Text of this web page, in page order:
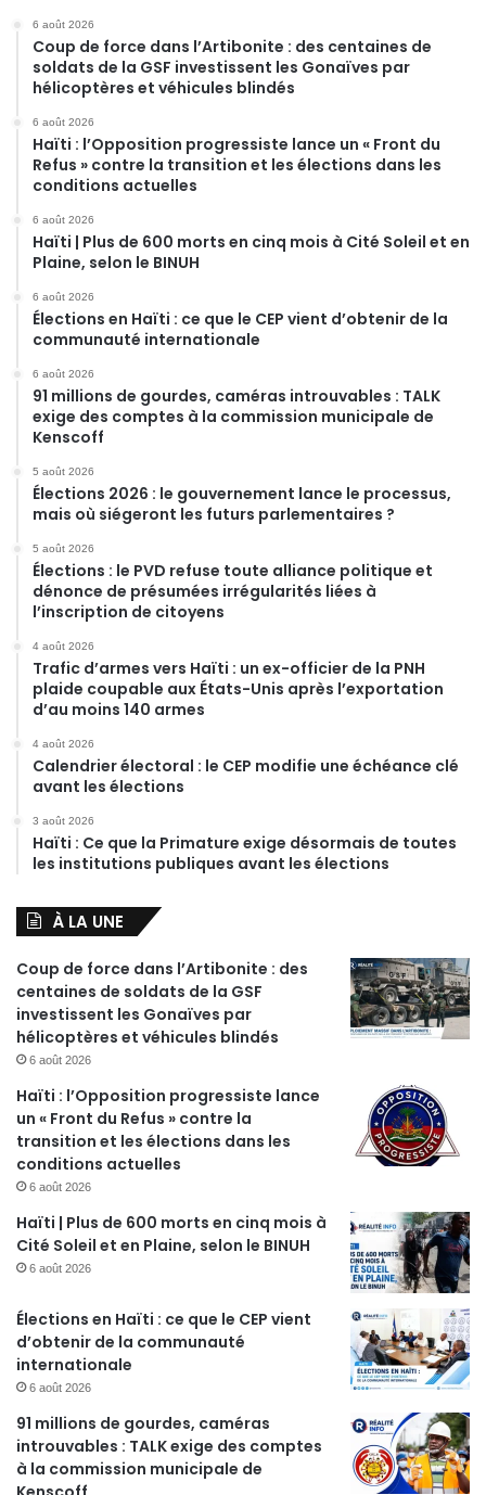
6 août 2026
Coup de force dans l’Artibonite : des centaines de
soldats de la GSF investissent les Gonaïves par
hélicoptères et véhicules blindés
6 août 2026
Haïti : l’Opposition progressiste lance un « Front du
Refus » contre la transition et les élections dans les
conditions actuelles
6 août 2026
Haïti | Plus de 600 morts en cinq mois à Cité Soleil et en
Plaine, selon le BINUH
6 août 2026
Élections en Haïti : ce que le CEP vient d’obtenir de la
communauté internationale
6 août 2026
91 millions de gourdes, caméras introuvables : TALK
exige des comptes à la commission municipale de
Kenscoff
5 août 2026
Élections 2026 : le gouvernement lance le processus,
mais où siégeront les futurs parlementaires ?
5 août 2026
Élections : le PVD refuse toute alliance politique et
dénonce de présumées irrégularités liées à
l’inscription de citoyens
4 août 2026
Trafic d’armes vers Haïti : un ex-officier de la PNH
plaide coupable aux États-Unis après l’exportation
d’au moins 140 armes
4 août 2026
Calendrier électoral : le CEP modifie une échéance clé
avant les élections
3 août 2026
Haïti : Ce que la Primature exige désormais de toutes
les institutions publiques avant les élections
À LA UNE
Coup de force dans l’Artibonite : des
centaines de soldats de la GSF
investissent les Gonaïves par
hélicoptères et véhicules blindés
6 août 2026
Haïti : l’Opposition progressiste lance
un « Front du Refus » contre la
transition et les élections dans les
conditions actuelles
6 août 2026
Haïti | Plus de 600 morts en cinq mois à
Cité Soleil et en Plaine, selon le BINUH
6 août 2026
Élections en Haïti : ce que le CEP vient
d’obtenir de la communauté
internationale
6 août 2026
91 millions de gourdes, caméras
introuvables : TALK exige des comptes
à la commission municipale de